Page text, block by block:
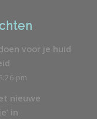
voor je huid
pm
nieuwe
in